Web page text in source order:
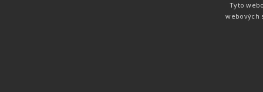
technologie od společnosti MYLAPS. Tato
technologie je používána na olympijských
. Publikování a šíření obsahu je bez
Tyto
webových